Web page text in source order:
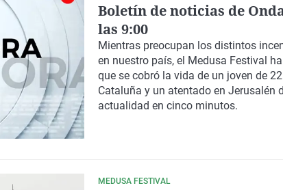
Boletín de noticias de
las 9:00
Mientras preocupan los distintos
en nuestro país, el Medusa Festival
que se cobró la vida de un joven de
Cataluña y un atentado en Jerusalén
actualidad en cinco minutos.
MEDUSA FESTIVAL